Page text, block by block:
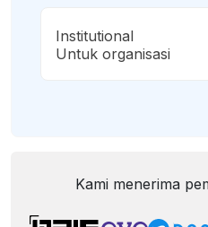
Institutional
Untuk organisasi
Kami menerima